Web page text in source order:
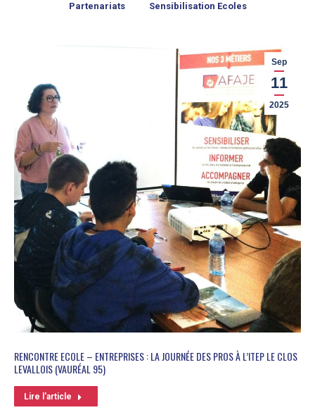
Partenariats Sensibilisation Ecoles
Sep
11
2025
RENCONTRE ECOLE – ENTREPRISES : LA JOURNÉE DES PROS À L’ITEP LE CLOS
LEVALLOIS (VAURÉAL 95)
Lire l'article